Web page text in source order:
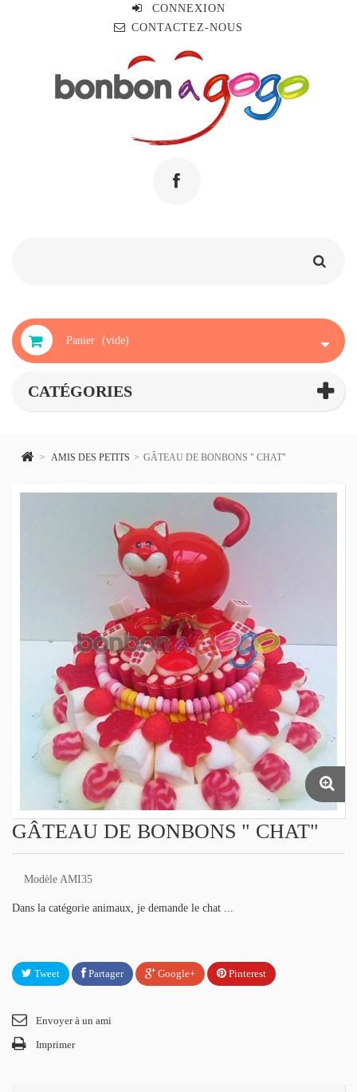
CONNEXION
CONTACTEZ-NOUS
Panier (vide)
CATÉGORIES
> AMIS DES PETITS > GÂTEAU DE BONBONS " CHAT"
GÂTEAU DE BONBONS " CHAT"
Modèle AMI35
Dans la catégorie animaux, je demande le chat ...
Tweet Partager Google+ Pinterest
Envoyer à un ami
Imprimer